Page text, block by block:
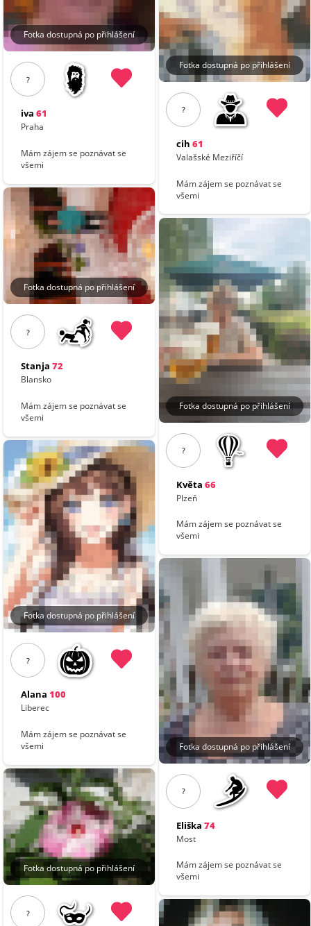
Fotka dostupná po přihlášení
?
iva 61
Praha
Mám zájem se poznávat se
všemi
Fotka dostupná po přihlášení
?
Stanja 72
Blansko
Mám zájem se poznávat se
všemi
Fotka dostupná po přihlášení
?
Alana 100
Liberec
Mám zájem se poznávat se
všemi
Fotka dostupná po přihlášení
?
Fotka dostupná po přihlášení
?
cih 61
Valašské Meziříčí
Mám zájem se poznávat se
všemi
Fotka dostupná po přihlášení
?
Květa 66
Plzeň
Mám zájem se poznávat se
všemi
Fotka dostupná po přihlášení
?
Eliška 74
Most
Mám zájem se poznávat se
všemi